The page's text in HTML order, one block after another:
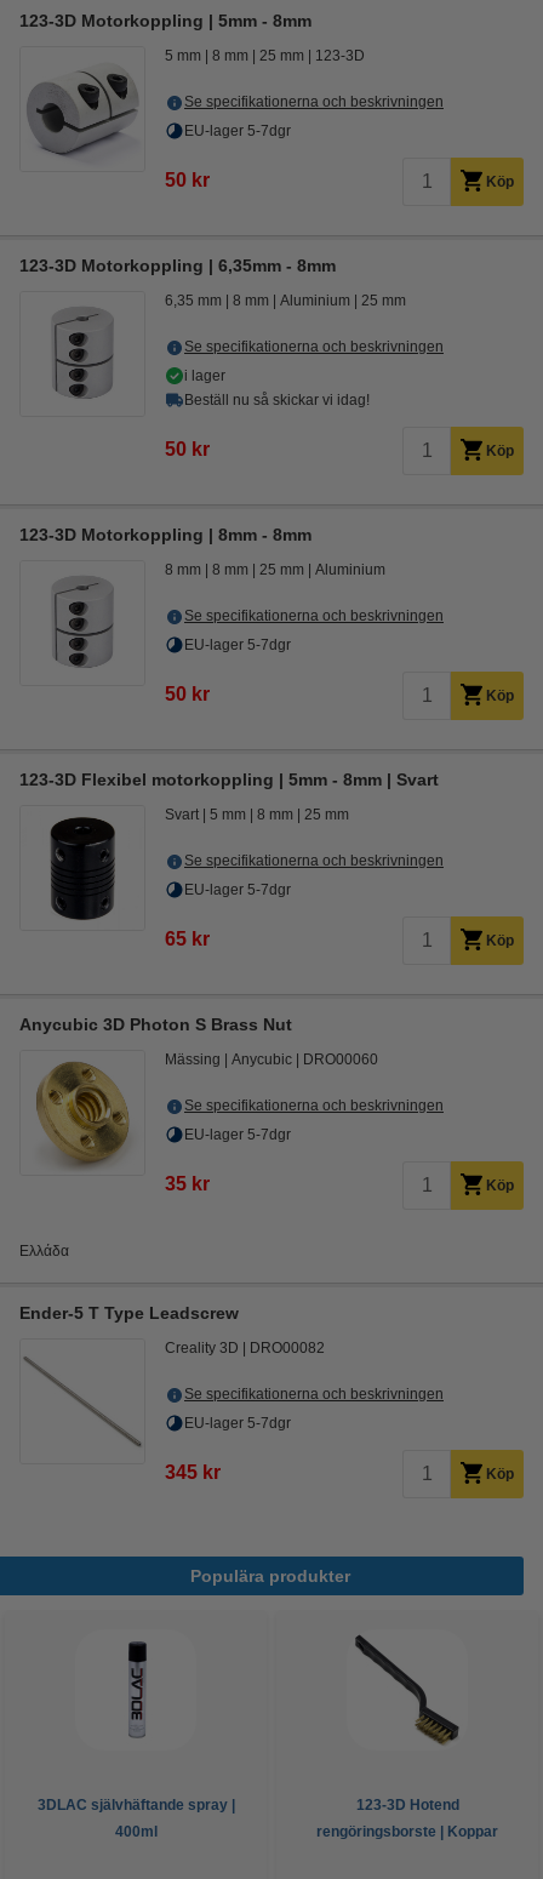
123-3D Motorkoppling | 5mm - 8mm
5 mm 8 mm 25 mm 123-3D
Se specifikationerna och beskrivningen
EU-lager 5-7dgr
50 kr Köp
123-3D Motorkoppling | 6,35mm - 8mm
6,35 mm 8 mm Aluminium 25 mm
Se specifikationerna och beskrivningen
i lager
Beställ nu så skickar vi idag!
50 kr Köp
123-3D Motorkoppling | 8mm - 8mm
8 mm 8 mm 25 mm Aluminium
Se specifikationerna och beskrivningen
EU-lager 5-7dgr
50 kr Köp
123-3D Flexibel motorkoppling | 5mm - 8mm | Svart
Svart 5 mm 8 mm 25 mm
Se specifikationerna och beskrivningen
EU-lager 5-7dgr
65 kr Köp
Anycubic 3D Photon S Brass Nut
Mässing Anycubic DRO00060
Se specifikationerna och beskrivningen
EU-lager 5-7dgr
35 kr Köp
Ελλάδα
Ender-5 T Type Leadscrew
Creality 3D DRO00082
Se specifikationerna och beskrivningen
EU-lager 5-7dgr
345 kr Köp
Populära produkter
3DLAC självhäftande spray |
400ml
123-3D Hotend
rengöringsborste | Koppar